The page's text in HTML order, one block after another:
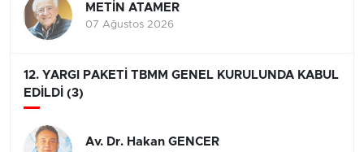
METİN ATAMER
07 Ağustos 2026
12. YARGI PAKETİ TBMM GENEL KURULUNDA KABUL
EDİLDİ (3)
Av. Dr. Hakan GENCER